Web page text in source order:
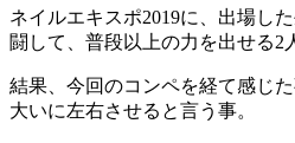
ネイルエキスポ2019に、出場し
闘して、普段以上の力を出せる2
結果、今回のコンペを経て感じ
大いに左右させると言う事。